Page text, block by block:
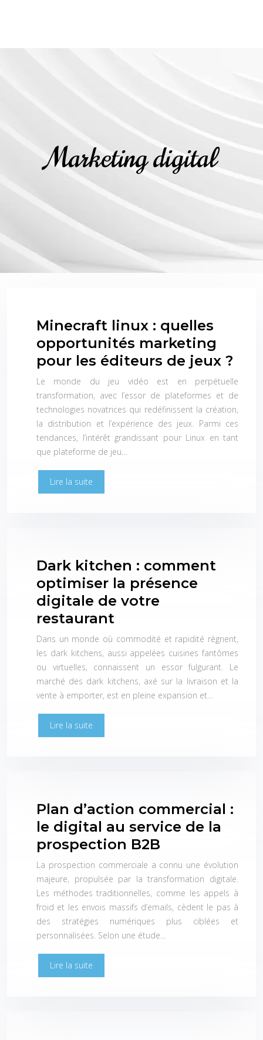
Marketing digital
Minecraft linux : quelles
opportunités marketing
pour les éditeurs de jeux ?
Le monde du jeu vidéo est en perpétuelle
transformation, avec l’essor de plateformes et de
technologies novatrices qui redéfinissent la création,
la distribution et l’expérience des jeux. Parmi ces
tendances, l’intérêt grandissant pour Linux en tant
que plateforme de jeu…
Lire la suite
Dark kitchen : comment
optimiser la présence
digitale de votre
restaurant
Dans un monde où commodité et rapidité règnent,
les dark kitchens, aussi appelées cuisines fantômes
ou virtuelles, connaissent un essor fulgurant. Le
marché des dark kitchens, axé sur la livraison et la
vente à emporter, est en pleine expansion et…
Lire la suite
Plan d’action commercial :
le digital au service de la
prospection B2B
La prospection commerciale a connu une évolution
majeure, propulsée par la transformation digitale.
Les méthodes traditionnelles, comme les appels à
froid et les envois massifs d’emails, cèdent le pas à
des stratégies numériques plus ciblées et
personnalisées. Selon une étude…
Lire la suite